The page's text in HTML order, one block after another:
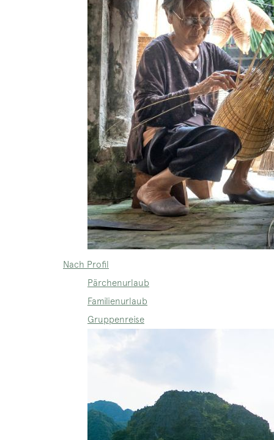
Nach Profil
Pärchenurlaub
Familienurlaub
Gruppenreise